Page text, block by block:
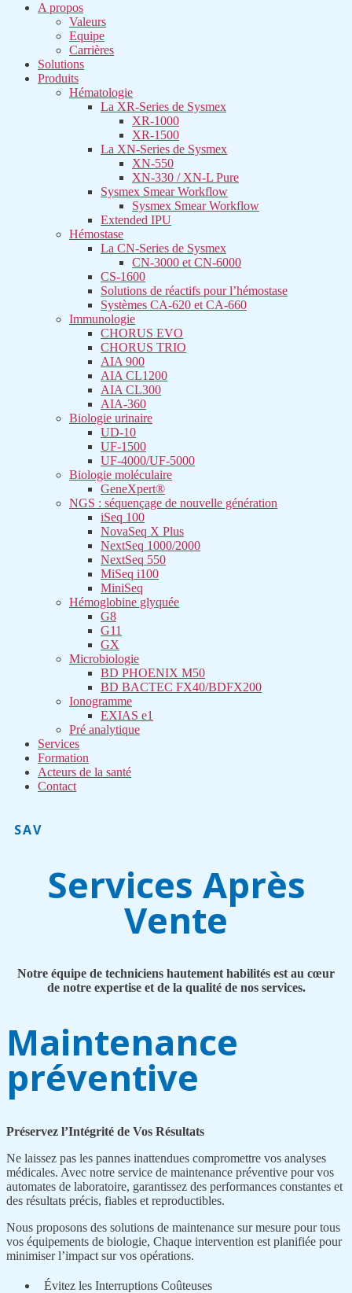
A propos
Valeurs
Equipe
Carrières
Solutions
Produits
Hématologie
La XR-Series de Sysmex​
XR-1000
XR-1500
La XN-Series de Sysmex​
XN-550
XN-330 / XN-L Pure
Sysmex Smear Workflow
Sysmex Smear Workflow
Extended IPU
Hémostase
La CN-Series de Sysmex​
CN-3000 et CN-6000
CS-1600
Solutions de réactifs pour l’hémostase
Systèmes CA-620 et CA-660
Immunologie
CHORUS EVO
CHORUS TRIO
AIA 900
AIA CL1200
AIA CL300
AIA-360
Biologie urinaire
UD-10
UF-1500
UF-4000/UF-5000
Biologie moléculaire
GeneXpert®
NGS : séquençage de nouvelle génération
iSeq 100
NovaSeq X Plus
NextSeq 1000/2000
NextSeq 550
MiSeq i100
MiniSeq
Hémoglobine glyquée
G8
G11
GX
Microbiologie
BD PHOENIX M50
BD BACTEC FX40/BDFX200
Ionogramme
EXIAS e1
Pré analytique
Services
Formation
Acteurs de la santé
Contact
SAV
Services Après
Vente
Notre équipe de techniciens hautement habilités est au cœur
de notre expertise et de la qualité de nos services.
Maintenance
préventive
Préservez l’Intégrité de Vos Résultats
Ne laissez pas les pannes inattendues compromettre vos analyses
médicales. Avec notre service de maintenance préventive pour vos
automates de laboratoire, garantissez des performances constantes et
des résultats précis, fiables et reproductibles.
Nous proposons des solutions de maintenance sur mesure pour tous
vos équipements de biologie, Chaque intervention est planifiée pour
minimiser l’impact sur vos opérations.
Évitez les Interruptions Coûteuses